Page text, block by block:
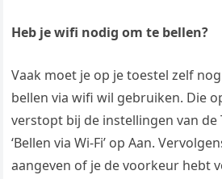
Heb je wifi nodig om te bellen?
Vaak moet je op je toestel zelf
bellen via wifi wil gebruiken. Die
verstopt bij de instellingen van de
‘Bellen via Wi-Fi’ op Aan.
aangeven of je de voorkeur hebt